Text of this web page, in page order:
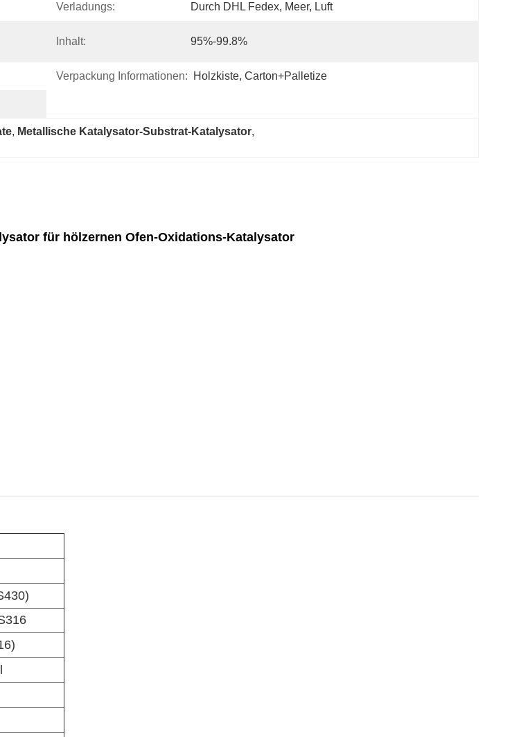
Verladungs: Durch DHL Fedex, Meer, Luft
Inhalt: 95%-99.8%
Verpackung Informationen: Holzkiste, Carton+Palletize
, Metallische Katalysator-Substrat-Katalysator,
für hölzernen Ofen-Oxidations-Katalysator